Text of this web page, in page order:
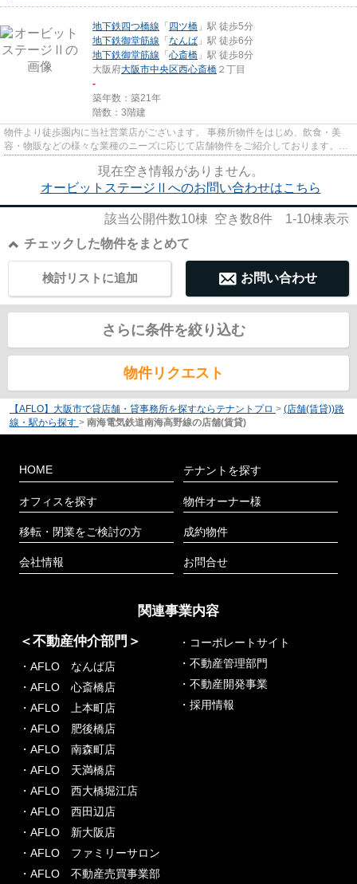
地下鉄四つ橋線 「四ツ橋 」駅 徒歩5分
地下鉄御堂筋線 「なんば 」駅 徒歩6分
地下鉄御堂筋線 「心斎橋 」駅 徒歩8分
大阪府大阪市中央区西心斎橋 ２丁目
-
築年数：築21年
階数：3階建
物件より徒歩圏内に当社営業店がございます。 事務所物件をはじめ、飲食・美
容・物販などの様々な業種のニーズに応じて店舗物件をご紹介しております。
尚、弊社ではおとり広告は一切...
現在空き情報がありません。
オービットステージⅡへのお問い合わせはこちら
該当公開件数10棟 空き数8件 1-10棟表示
チェックした物件をまとめて
お問い合わせ
検討リストに追加
さらに条件を絞り込む
物件リクエスト
【AFLO】大阪市で貸店舗・貸事務所を探すならテナントプロ > (店舗(賃貸))路
線・駅から探す > 南海電気鉄道南海高野線の店舗(賃貸)
HOME
オフィスを探す
移転・閉業をご検討の方
会社情報
テナントを探す
物件オーナー様
成約物件
お問合せ
関連事業内容
＜不動産仲介部門＞
・AFLO なんば店
・AFLO 心斎橋店
・AFLO 上本町店
・AFLO 肥後橋店
・AFLO 南森町店
・AFLO 天満橋店
・AFLO 西大橋堀江店
・AFLO 西田辺店
・AFLO 新大阪店
・AFLO ファミリーサロン
・AFLO 不動産売買事業部
・コーポレートサイト
・不動産管理部門
・不動産開発事業
・採用情報